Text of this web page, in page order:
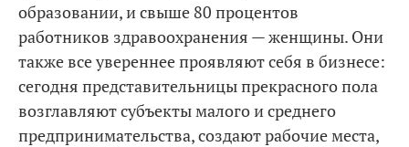
образовании, и свыше 80 процентов
работников здравоохранения — женщины. Они
также все увереннее проявляют себя в бизнесе:
сегодня представительницы прекрасного пола
возглавляют субъекты малого и среднего
предпринимательства, создают рабочие места,